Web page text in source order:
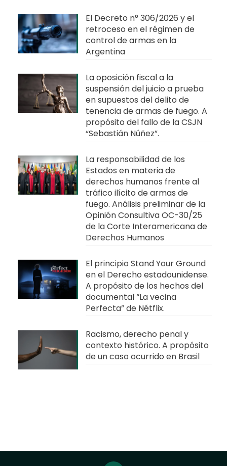
El Decreto n° 306/2026 y el
retroceso en el régimen de
control de armas en la
Argentina
La oposición fiscal a la
suspensión del juicio a prueba
en supuestos del delito de
tenencia de armas de fuego. A
propósito del fallo de la CSJN
“Sebastián Núñez”.
La responsabilidad de los
Estados en materia de
derechos humanos frente al
tráfico ilícito de armas de
fuego. Análisis preliminar de la
Opinión Consultiva OC-30/25
de la Corte Interamericana de
Derechos Humanos
El principio Stand Your Ground
en el Derecho estadounidense.
A propósito de los hechos del
documental “La vecina
Perfecta” de Nétflix.
Racismo, derecho penal y
contexto histórico. A propósito
de un caso ocurrido en Brasil